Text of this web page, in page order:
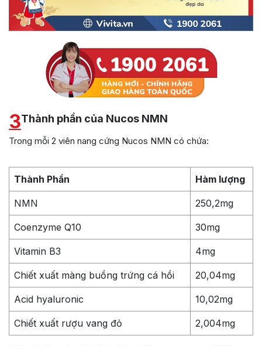
3Thành phần của Nucos NMN
Trong mỗi 2 viên nang cứng Nucos NMN có chứa:
Thành Phần Hàm lượng
NMN 250,2mg
Coenzyme Q10 30mg
Vitamin B3 4mg
Chiết xuất màng buồng trứng cá hồi 20,04mg
Acid hyaluronic 10,02mg
Chiết xuất rượu vang đỏ 2,004mg